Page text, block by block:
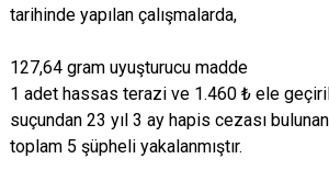
tarihinde yapılan çalışmalarda,
127,64 gram uyuşturucu madde
1 adet hassas terazi ve 1.460 ₺ ele
suçundan 23 yıl 3 ay hapis cezası
toplam 5 şüpheli yakalanmıştır.